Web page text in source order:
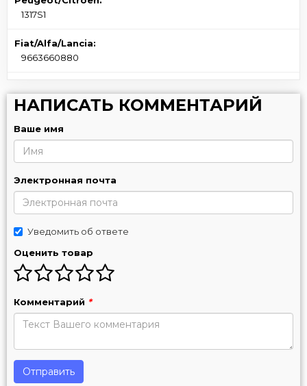
1317S1
Fiat/Alfa/Lancia:
9663660880
НАПИСАТЬ КОММЕНТАРИЙ
Ваше имя
Электронная почта
Уведомить об ответе
Оценить товар
Комментарий *
Отправить